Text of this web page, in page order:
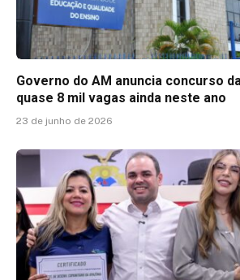
Governo do AM anuncia concurso
quase 8 mil vagas ainda neste ano
23 de junho de 2026